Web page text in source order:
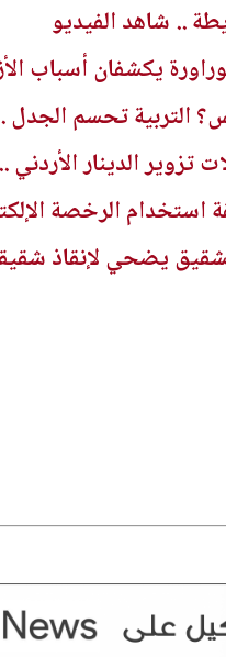
.. شاهد الفيديو
يكشفان أسباب
التربية تحسم الجدل
الدينار
الرخصة
يضحي لإنقاذ